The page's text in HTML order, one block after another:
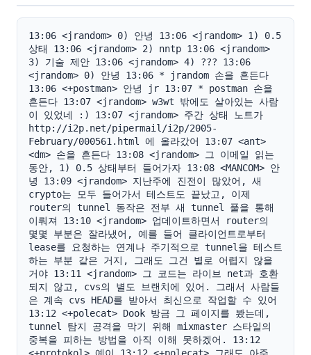
13:06 <jrandom> 0) 안녕 13:06 <jrandom> 1) 0.5
상태 13:06 <jrandom> 2) nntp 13:06 <jrandom>
3) 기술 제안 13:06 <jrandom> 4) ??? 13:06
<jrandom> 0) 안녕 13:06 * jrandom 손을 흔든다
13:06 <+postman> 안녕 jr 13:07 * postman 손을
흔든다 13:07 <jrandom> w3wt 밖에도 살아있는 사람
이 있었네 :) 13:07 <jrandom> 주간 상태 노트가
http://i2p.net/pipermail/i2p/2005-
February/000561.html 에 올라갔어 13:07 <ant>
<dm> 손을 흔든다 13:08 <jrandom> 그 이메일 읽는
동안, 1) 0.5 상태부터 들어가자 13:08 <MANCOM> 안
녕 13:09 <jrandom> 지난주에 진전이 많았어, 새
crypto는 모두 들어가서 테스트도 끝났고, 이제
router의 tunnel 동작은 전부 새 tunnel 풀을 통해
이뤄져 13:10 <jrandom> 업데이트하면서 router의
몇몇 부분은 잘라냈어, 예를 들어 클라이언트로부터
lease를 요청하는 연계나 주기적으로 tunnel을 테스트
하는 부분 같은 거지, 그래도 그건 별로 어렵지 않을
거야 13:11 <jrandom> 그 코드는 라이브 net과 호환
되지 않고, cvs의 별도 브랜치에 있어. 그래서 사람들
은 계속 cvs HEAD를 받아서 최신으로 작업할 수 있어
13:12 <+polecat> Dook 방금 그 페이지를 봤는데,
tunnel 탐지 공격을 막기 위해 mixmaster 스타일의
중복을 피하는 방법을 아직 이해 못하겠어. 13:12